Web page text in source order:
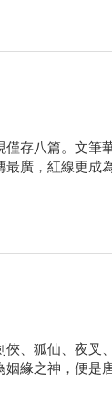
僅存八篇。文筆
最廣，紅線更成
、狐仙、夜叉、
姻緣之神，便是